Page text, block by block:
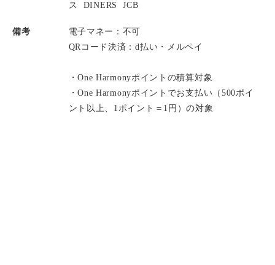
ス
DINERS JCB
備考
電子マネー：不可
QRコード決済：d払い・メルペイ
・One Harmonyポイントの積算対象
・One Harmonyポイントでお支払い（500ポイ
ント以上、1ポイント＝1円）の対象